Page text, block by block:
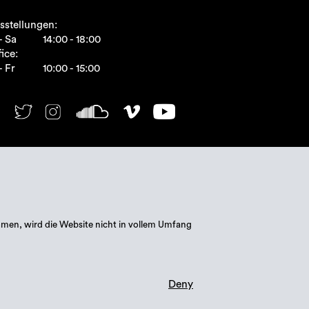
Sa
14:00 - 18:00
Fr
10:00 - 15:00
wird die Website nicht in vollem Umfang
Deny